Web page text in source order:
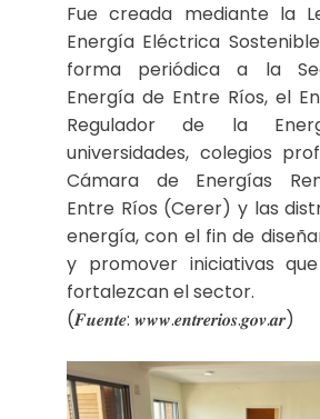
Fue creada mediante la
Energía Eléctrica
forma periódica a la
Energía de Entre Ríos, el
Regulador de la
universidades, colegios
Cámara de Energías
Entre Ríos (Cerer) y las
energía, con el fin de
y promover iniciativas
fortalezcan el sector.
(𝑭𝒖𝒆𝒏𝒕𝒆: 𝒘𝒘𝒘.𝒆𝒏𝒕𝒓𝒆𝒓𝒊𝒐𝒔.𝒈𝒐𝒗.𝒂𝒓)